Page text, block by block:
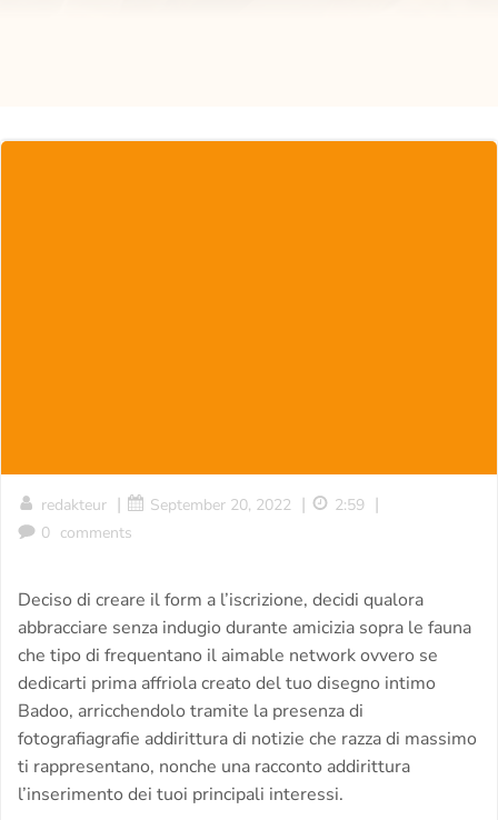
redakteur | September 20, 2022 | 2:59 |
0 comments
Deciso di creare il form a l’iscrizione, decidi qualora
abbracciare senza indugio durante amicizia sopra le fauna
che tipo di frequentano il aimable network ovvero se
dedicarti prima affriola creato del tuo disegno intimo
Badoo, arricchendolo tramite la presenza di
fotografiagrafie addirittura di notizie che razza di massimo
ti rappresentano, nonche una racconto addirittura
l’inserimento dei tuoi principali interessi.